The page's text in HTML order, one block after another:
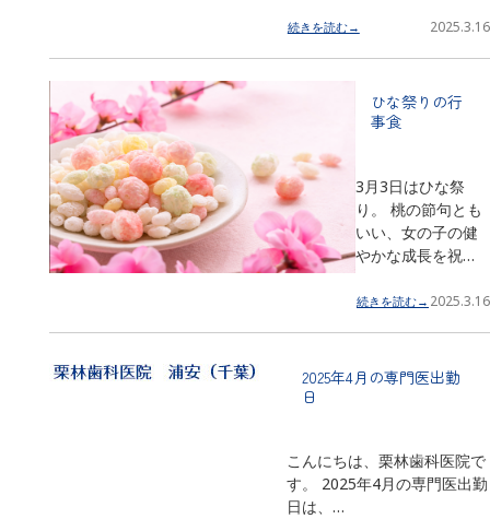
続きを読む→ 2025.3.16
ひな祭りの行
事食
3月3日はひな祭
り。 桃の節句とも
いい、女の子の健
やかな成長を祝…
続きを読む→ 2025.3.16
2025年4月の専門医出勤
日
こんにちは、栗林歯科医院で
す。 2025年4月の専門医出勤
日は、…